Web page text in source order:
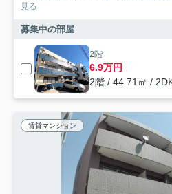
見る
募集中の部屋
2階
6.9万円
2階 / 44.71㎡ /
賃貸マンション